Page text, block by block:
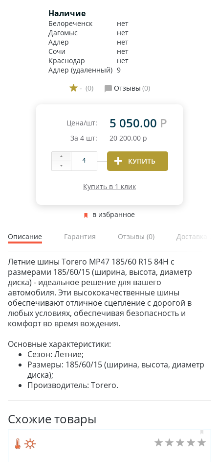
Наличие
Белореченск
нет
Дагомыс
нет
Адлер
нет
Сочи
нет
Краснодар
нет
Адлер (удаленный) 9
- (0) Отзывы (0)
Цена/шт: 5 050.00 Р
За 4 шт: 20 200.00 р
КУПИТЬ
Купить в 1 клик
в избранное
Описание Гарантия Отзывы (0) Доставка и
Летние шины Torero MP47 185/60 R15 84H с
размерами 185/60/15 (ширина, высота, диаметр
диска) - идеальное решение для вашего
автомобиля. Эти высококачественные шины
обеспечивают отличное сцепление с дорогой в
любых условиях, обеспечивая безопасность и
комфорт во время вождения.
Основные характеристики:
Сезон: Летние;
Размеры: 185/60/15 (ширина, высота, диаметр
диска);
Производитель: Torero.
Схожие товары